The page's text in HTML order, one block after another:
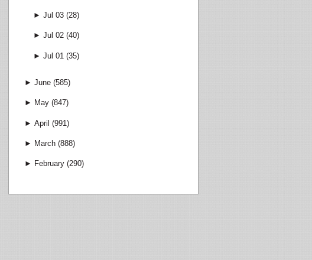
►Jul 03 (28)
►Jul 02 (40)
►Jul 01 (35)
► June (585)
► May (847)
► April (991)
► March (888)
► February (290)